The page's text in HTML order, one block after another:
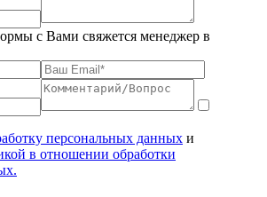
с Вами свяжется менеджер в
персональных данных и
в отношении обработки